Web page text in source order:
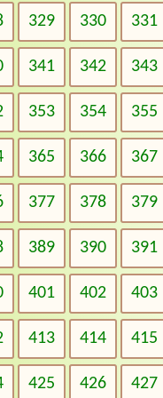
329 330 331
341 342 343
353 354 355
365 366 367
377 378 379
389 390 391
401 402 403
413 414 415
425 426 427